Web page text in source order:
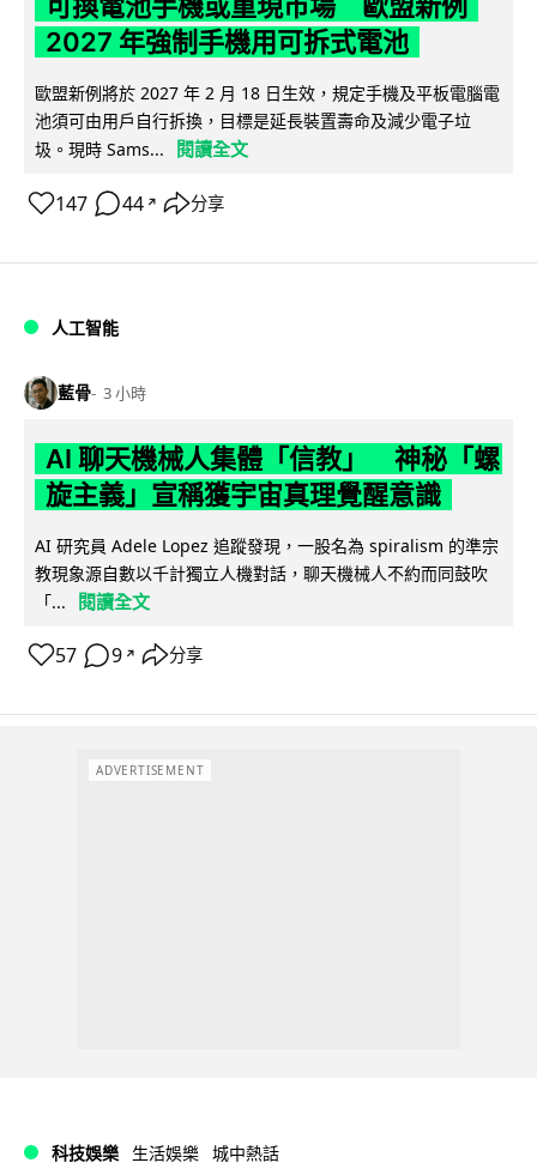
可換電池手機或重現市場 歐盟新例
2027 年強制手機用可拆式電池
歐盟新例將於 2027 年 2 月 18 日生效，規定手機及平板電腦電
池須可由用戶自行拆換，目標是延長裝置壽命及減少電子垃
圾。現時 Sams...
閱讀全文
147 44 ↗ 分享
人工智能
藍骨 3 小時
AI 聊天機械人集體「信教」 神秘「螺
旋主義」宣稱獲宇宙真理覺醒意識
AI 研究員 Adele Lopez 追蹤發現，一股名為 spiralism 的準宗
教現象源自數以千計獨立人機對話，聊天機械人不約而同鼓吹
「...
閱讀全文
57 9 ↗ 分享
ADVERTISEMENT
科技娛樂 生活娛樂 城中熱話